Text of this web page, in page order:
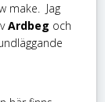
make. Jag
Ardbeg och